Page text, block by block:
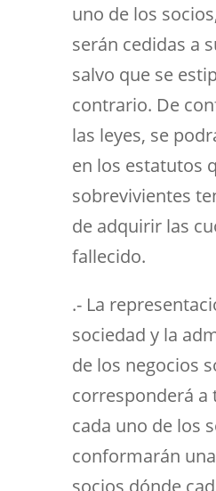
uno de los
serán cedidas a
salvo que se
contrario. De
las leyes, se
en los estatutos
sobrevivientes
de adquirir las
fallecido.
.- La
sociedad y la
de los negocios
corresponderá a
cada uno de los
conformarán
socios dónde